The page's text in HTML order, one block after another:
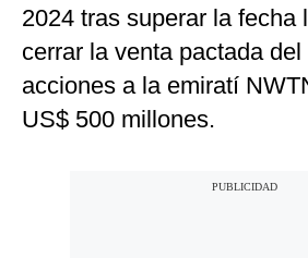
2024 tras superar la fecha
cerrar la venta pactada
acciones a la emiratí
US$ 500 millones.